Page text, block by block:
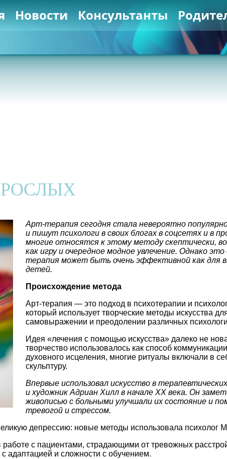
Новости Консультанты
Арт-терапия сегодня стала невероятно
и пишут психологи в своих блогах в соцсетях и в
многие относятся к этому методу скептически,
как игру и очередное модное увлечение. Однако
терапия может быть очень эффективной как для
детей.
Происхождение метода
Арт-терапия — это подход в психотерапии и
который использует творческие методы искусства
самовыражении и преодолении различных
Идея «лечения с помощью искусства» далеко не
творчество использовалось как способ
духовного исцеления, многие ритуалы включали в
скульптуру.
Впервые использовал искусство в
и художник Адриан Хилл в начале XX века. Он
живописью с больными улучшали их состояние и
тревогой и стрессом.
депрессию: новые методы использовала психолог
с пациентами, страдающими от тревожных
адаптацией и сложности с обучением.